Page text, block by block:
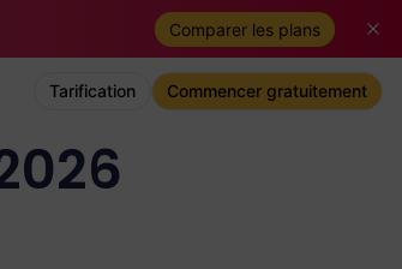
Comparer les plans
Tarification Commencer gratuitement